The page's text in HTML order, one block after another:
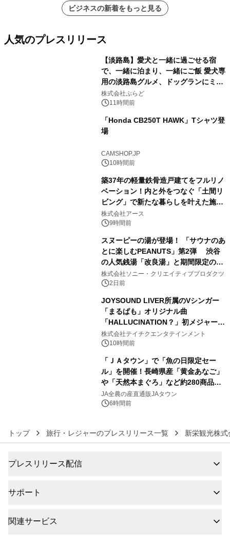
ビジネスの新着をもっと見る
人気のプレスリリース
【淡路島】愛犬と一緒に過ごせる宿
で、一緒に泊まり、一緒にご飯 愛犬専
用の淡路島グルメ、ドッグランにミニ
プール グランピングとトレーラーハウ
スの2施設で
株式会社ぷらど
11時間前
「Honda CB250T HAWK」Tシャツ登
場
CAMSHOP.JP
10時間前
築37年の軽量鉄骨造戸建てをフルリノ
ベーション！内と外をつなぐ「土間リ
ビング」で新たな暮らしを叶えた施工
事例を株式会社アースが公開
株式会社アース
9時間前
スヌーピーの湯が登場！ 「サウナのあ
とに楽しむPEANUTS」第2弾 渋谷
の人気銭湯「改良湯」と期間限定のコ
ラボレーション サウナイキタイコラ
ボグッズも発売決定！
株式会社ソニー・クリエイティブプロダクツ
2日前
JOYSOUND LIVER所属のVシンガー
「まるぱも」オリジナル曲
「HALLUCINATION？」初メジャー配
信リリース決定！
株式会社テイチクエンタテインメント
10時間前
「ＪＡタウン」で「魚の日限定セー
ル」を開催！長崎県産「黄金あなご」
や「天然本まぐろ」など約280商品を
販売！～毎月１０日の定例企画～
JA全農の産直通販JAタウン
6時間前
トップ 旅行・レジャーのプレスリリース一覧 新栄観光株
プレスリリース配信
サポート
関連サービス